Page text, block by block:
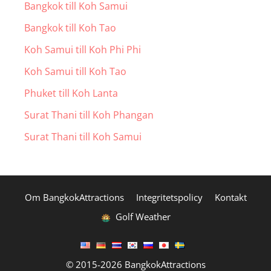
Bangkok till Koh Samui
Bangkok till Koh Tao
Koh Samui till Koh Phi Phi
Koh Samui till Koh Tao
Phuket till Koh Lanta
Surat Thani till Koh Phangan
Surat Thani till Koh Samui
Om BangkokAttractions Integritetspolicy
Kontakt
Golf Weather
© 2015-2026 BangkokAttractions